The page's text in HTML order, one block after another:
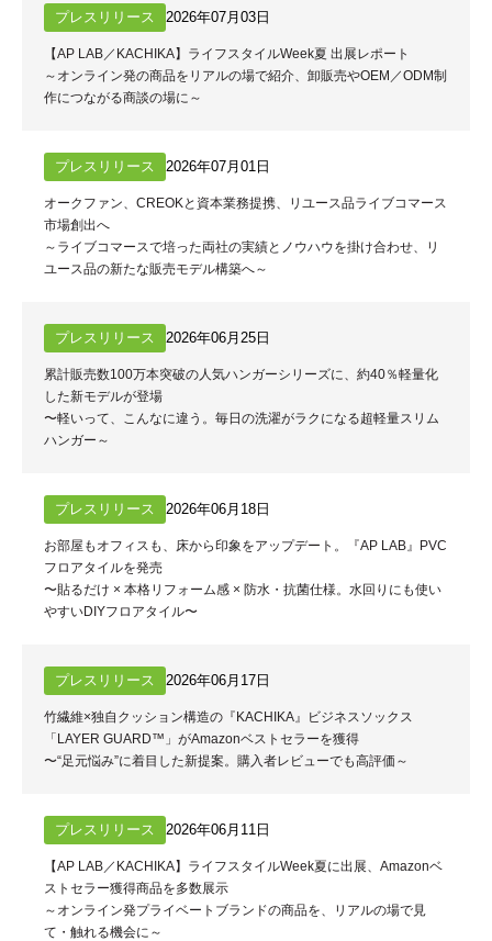
プレスリリース 2026年07月03日
【AP LAB／KACHIKA】ライフスタイルWeek夏 出展レポート
～オンライン発の商品をリアルの場で紹介、卸販売やOEM／ODM制
作につながる商談の場に～
プレスリリース 2026年07月01日
オークファン、CREOKと資本業務提携、リユース品ライブコマース
市場創出へ
～ライブコマースで培った両社の実績とノウハウを掛け合わせ、リ
ユース品の新たな販売モデル構築へ～
プレスリリース 2026年06月25日
累計販売数100万本突破の人気ハンガーシリーズに、約40％軽量化
した新モデルが登場
〜軽いって、こんなに違う。毎日の洗濯がラクになる超軽量スリム
ハンガー～
プレスリリース 2026年06月18日
お部屋もオフィスも、床から印象をアップデート。『AP LAB』PVC
フロアタイルを発売
〜貼るだけ × 本格リフォーム感 × 防水・抗菌仕様。水回りにも使い
やすいDIYフロアタイル〜
プレスリリース 2026年06月17日
竹繊維×独自クッション構造の『KACHIKA』ビジネスソックス
「LAYER GUARD™」がAmazonベストセラーを獲得
〜“足元悩み”に着目した新提案。購入者レビューでも高評価～
プレスリリース 2026年06月11日
【AP LAB／KACHIKA】ライフスタイルWeek夏に出展、Amazonベ
ストセラー獲得商品を多数展示
～オンライン発プライベートブランドの商品を、リアルの場で見
て・触れる機会に～